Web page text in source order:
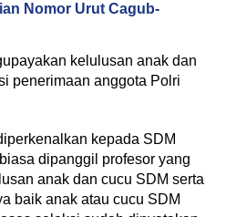
Nomor Urut Cagub-
kelulusan anak dan
penerimaan anggota Polri
kepada SDM
dipanggil profesor yang
anak dan cucu SDM serta
baik anak atau cucu SDM